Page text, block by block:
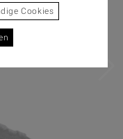
Cookies